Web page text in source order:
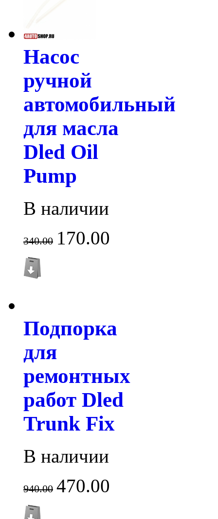
Насос
ручной
автомобильный
для масла
Dled Oil
Pump
В наличии
340.00 170.00
Подпорка
для
ремонтных
работ Dled
Trunk Fix
В наличии
940.00 470.00